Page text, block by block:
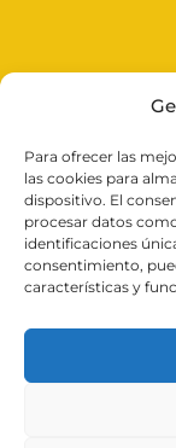
Para ofrecer las
las cookies para
dispositivo. El
procesar datos
identificaciones
consentimiento,
características y
Expertos en
soluciones
Desde
hasta la
garantizamos tu
y cercano.
Círculo24 es
Cerrakey